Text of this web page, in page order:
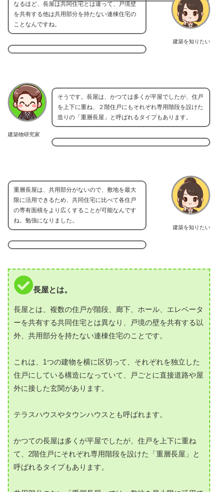
建築を知りたい
なるほど、長屋は共同住宅とは違って、戸境壁
を共有する他は共用部分を持たない連棟住宅の
ことなんですね。
建築物研究家
そうです。長屋は、かつては多くが平屋でしたが、住戸
を上下に重ね、２階住戸にもそれぞれ専用階段を設けた
造りの「重層長屋」と呼ばれるタイプもあります。
建築を知りたい
重層長屋は、共用部分がないので、敷地を最大
限に活用できるため、共同住宅に比べて各住戸
の専有面積をより広くすることが可能なんです
ね。勉強になりました。
長屋とは。
長屋とは、複数の住戸が階段、廊下、ホール、エレベータ
ーを共有する共同住宅とは異なり、戸境の壁を共有する以
外、共用部分を持たない連棟住宅のことです。
これは、1つの建物を横に区切って、それぞれを独立した
住戸にしている構造になっていて、戸ごとに直接道路や屋
外に接した玄関があります。
テラスハウスやタウンハウスとも呼ばれます。
かつての長屋は多くが平屋でしたが、住戸を上下に重ね
て、2階住戸にそれぞれ専用階段を設けた「重層長屋」と
呼ばれるタイプもあります。